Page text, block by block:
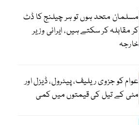
مسلمان متحد ہوں تو ہر چیلنج کا ڈٹ
کر مقابلہ کر سکتے ہیں، ایرانی وزیر
خارجہ
عوام کو جزوی ریلیف، پیٹرول، ڈیزل اور
مٹی کے تیل کی قیمتوں میں کمی